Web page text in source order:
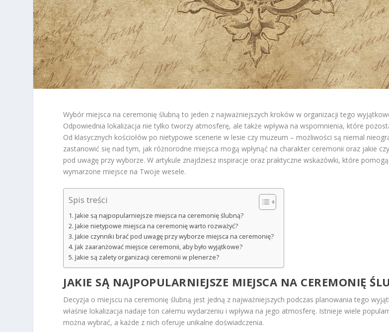
Wybór miejsca na ceremonię ślubną to jeden z najważniejszych kroków w organizacji tego
Odpowiednia lokalizacja nie tylko tworzy atmosferę, ale także wpływa na wspomnienia, które
Od klasycznych kościołów po nietypowe scenerie w lesie czy muzeum – możliwości są niemal
zastanowić się nad tym, jak różnorodne miejsca mogą wpłynąć na charakter ceremonii oraz jakie
pod uwagę przy wyborze. W artykule znajdziesz inspiracje oraz praktyczne wskazówki, które
wymarzone miejsce na Twoje wesele.
Spis treści
Jakie są najpopularniejsze miejsca na ceremonię ślubną?
Jakie nietypowe miejsca na ceremonię warto rozważyć?
Jakie czynniki brać pod uwagę przy wyborze miejsca na ceremonię?
Jak zaaranżować miejsce ceremonii, aby było wyjątkowe?
Jakie są zalety organizacji ceremonii w plenerze?
JAKIE SĄ NAJPOPULARNIEJSZE MIEJSCA NA CEREMONIĘ
Decyzja o miejscu na ceremonię ślubną jest jedną z najważniejszych podczas planowania tego
właśnie lokalizacja nadaje ton całemu wydarzeniu i wpływa na jego atmosferę. Istnieje wiele
można wybrać, a każde z nich oferuje unikalne doświadczenia.